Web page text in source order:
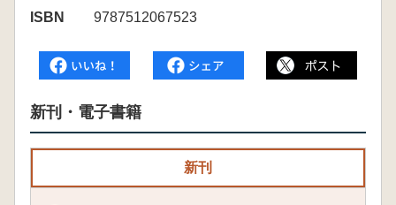
ISBN
9787512067523
新刊・電子書籍
新刊